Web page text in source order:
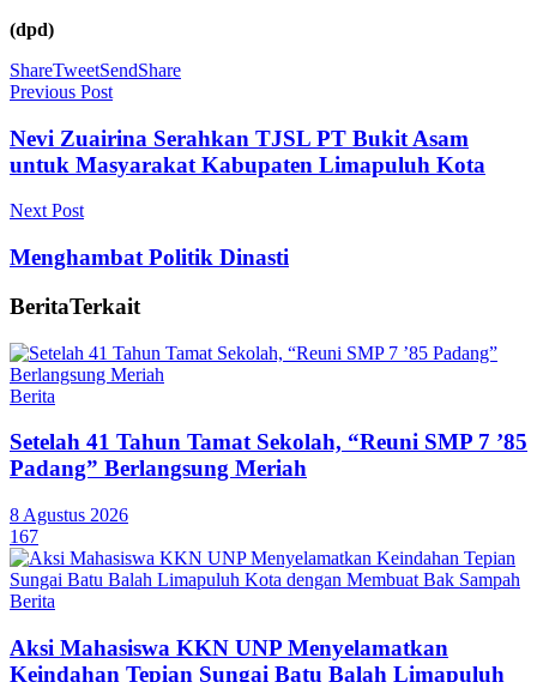
(dpd)
ShareTweetSendShare
Previous Post
Nevi Zuairina Serahkan TJSL PT Bukit Asam
untuk Masyarakat Kabupaten Limapuluh Kota
Next Post
Menghambat Politik Dinasti
BeritaTerkait
Berita
Setelah 41 Tahun Tamat Sekolah, “Reuni SMP 7 ’85
Padang” Berlangsung Meriah
8 Agustus 2026
167
Berita
Aksi Mahasiswa KKN UNP Menyelamatkan
Keindahan Tepian Sungai Batu Balah Limapuluh